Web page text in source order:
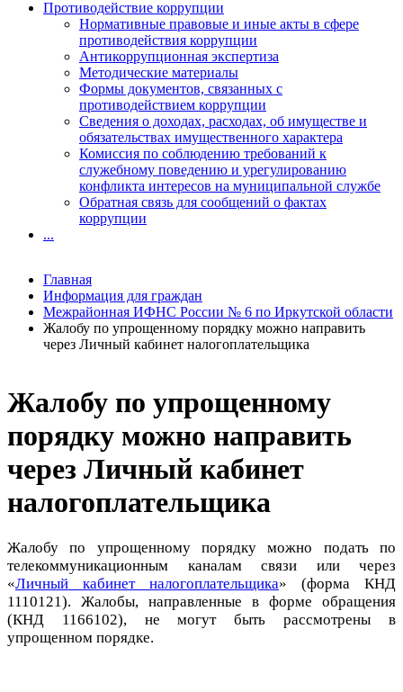
Жалобу по упрощенному
порядку можно направить
через Личный кабинет
налогоплательщика
Жалобу по упрощенному порядку можно подать по
телекоммуникационным каналам связи или через
«Личный кабинет налогоплательщика» (форма КНД
1110121). Жалобы, направленные в форме обращения
(КНД 1166102), не могут быть рассмотрены в
упрощенном порядке.
Противодействие коррупции
Нормативные правовые и иные акты в сфере
противодействия коррупции
Антикоррупционная экспертиза
Методические материалы
Формы документов, связанных с
противодействием коррупции
Сведения о доходах, расходах, об имуществе и
обязательствах имущественного характера
Комиссия по соблюдению требований к
служебному поведению и урегулированию
конфликта интересов на муниципальной службе
Обратная связь для сообщений о фактах
коррупции
...
Главная
Информация для граждан
Межрайонная ИФНС России № 6 по Иркутской области
Жалобу по упрощенному порядку можно направить
через Личный кабинет налогоплательщика